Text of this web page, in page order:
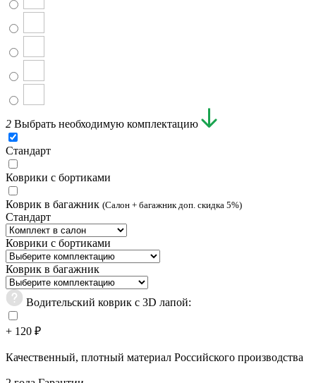
2 Выбрать необходимую комплектацию
Стандарт
Коврики с бортиками
Коврик в багажник (Салон + багажник доп. скидка 5%)
Стандарт
Коврики с бортиками
Коврик в багажник
Водительский коврик с 3D лапой:
+ 120 ₽
Качественный, плотный материал Российского производства